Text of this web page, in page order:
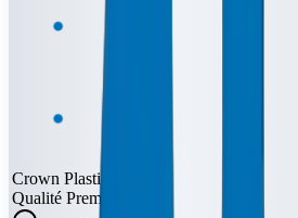
Crown Plastic Pipes
Qualité Premium